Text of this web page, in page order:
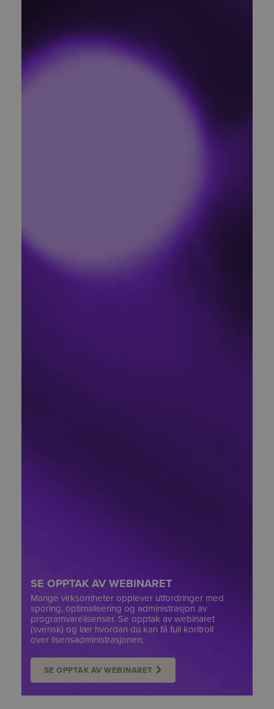
SE OPPTAK AV WEBINARET
Mange virksomheter opplever utfordringer med
sporing, optimalisering og administrasjon av
programvarelisenser. Se opptak av webinaret
(svensk) og lær hvordan du kan få full kontroll
over lisensadministrasjonen.
SE OPPTAK AV WEBINARET